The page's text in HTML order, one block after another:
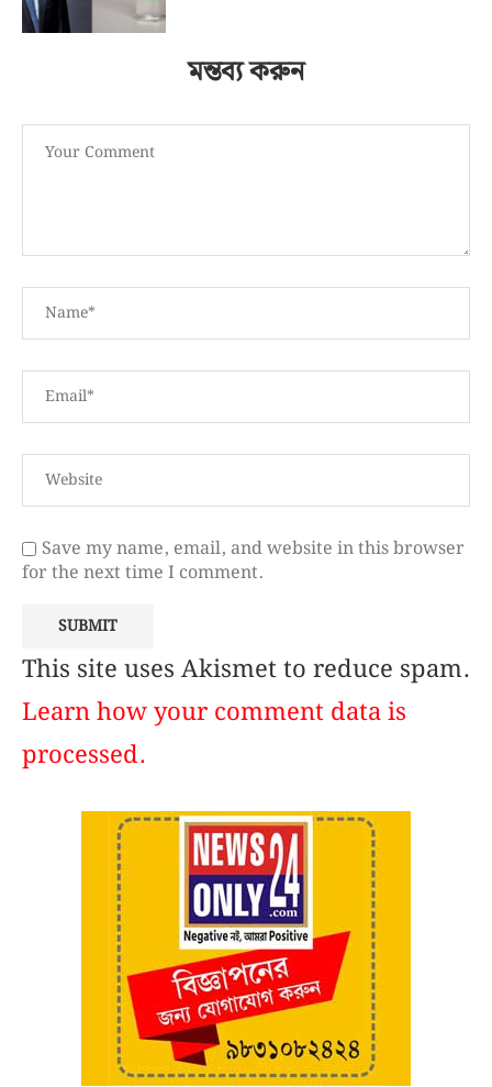
মন্তব্য করুন
Save my name, email, and website in this browser
for the next time I comment.
This site uses Akismet to reduce spam.
Learn how your comment data is
processed.